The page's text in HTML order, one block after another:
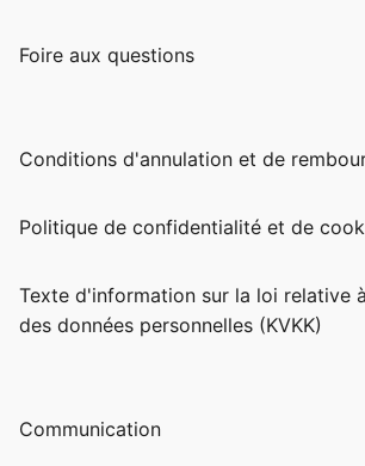
Foire aux questions
Conditions d'annulation et de
Politique de confidentialité et de
Texte d'information sur la loi relative
des données personnelles (KVKK)
Communication